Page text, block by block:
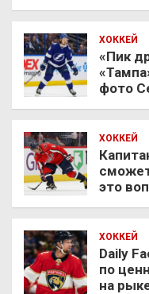
ХОККЕЙ
«Пик
фото
ХОККЕЙ
это
ХОККЕЙ
Daily
по
на